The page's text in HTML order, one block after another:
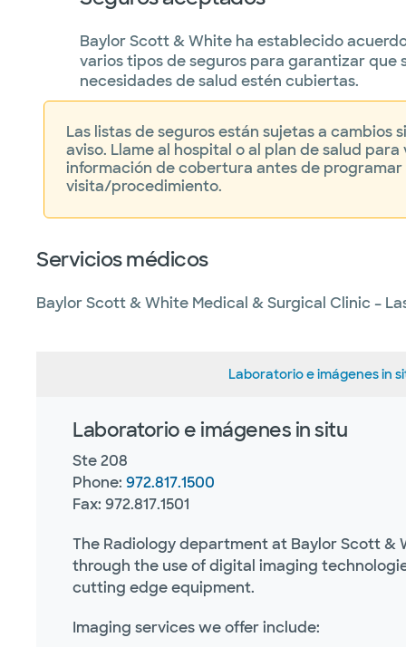
Baylor Scott & White ha establecido
varios tipos de seguros para garantizar que
necesidades de salud estén cubiertas.
Las listas de seguros están sujetas a cambios
aviso. Llame al hospital o al plan de salud
información de cobertura antes de programar
visita/procedimiento.
Servicios médicos
Baylor Scott & White​ Medical & Surgical Clinic –
Laboratorio e imágenes in
Laboratorio e imágenes in situ
Ste 208
Phone: 972.817.1500
Fax: 972.817.1501
The Radiology department at Baylor Scott &
through the use of digital imaging
cutting edge equipment.
Imaging services we offer include: